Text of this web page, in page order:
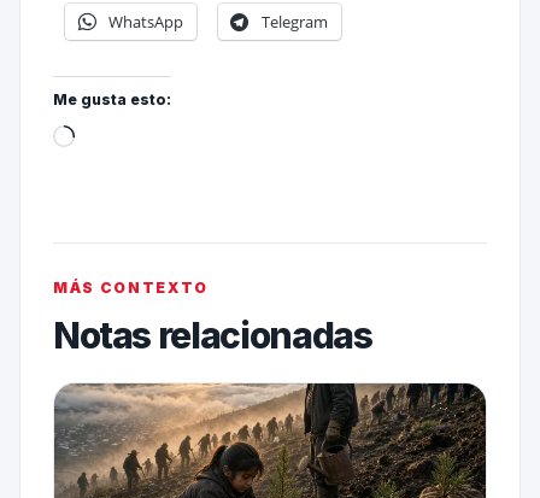
WhatsApp Telegram
Me gusta esto:
MÁS CONTEXTO
Notas relacionadas